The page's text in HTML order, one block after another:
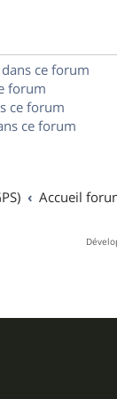
ce forum
forum
ce forum
ce forum
Accueil